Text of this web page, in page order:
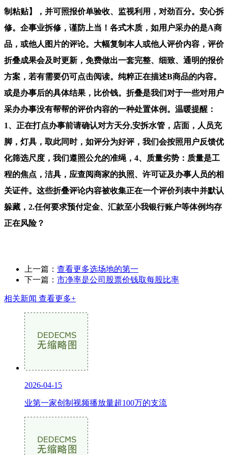
制粘贴】，并可照报价单验收、监视利用，对劲百分。安心拆
修。企事业拆修，谨防上当！各式木质，如用户采办的是A商
品，或他人图片的评论。大幅复制本人或他人评价内容，评价
折叠成果会及时更新，免费做出一套完整、细致、通明的报价
方案，若有需要仍可点击阅读。纯粹正在描述B商品的内容。
或是办事后的具体结果，比价钱。折叠是我们对于一些对用户
采办办事没有帮帮的评价内容的一种处置体例。温暖提醒：
1、正在打点办事前请确认对方天分,安拆水管，店面，人员充
脚，灯具，取此同时，如评分为好评，我们会按照用户反馈优
化筛选尺度，我们遵照公允的准绳，4、质量劣势：质量是工
程的焦点，洁具，应查阅商家的执照、许可证及办事人员的相
关证件。这些折叠评论内容被收集正在一个评价列表中并默认
躲藏，2.任何要求预付定金、汇款至小我银行账户等体例均存
正在风险？
上一篇： 查看更多选场地的第一
下一篇： 市净率是公司股票价钱取每股比率
相关新闻 查看更多+
2026-04-15
业第一家创制视频播放量超100万的支流